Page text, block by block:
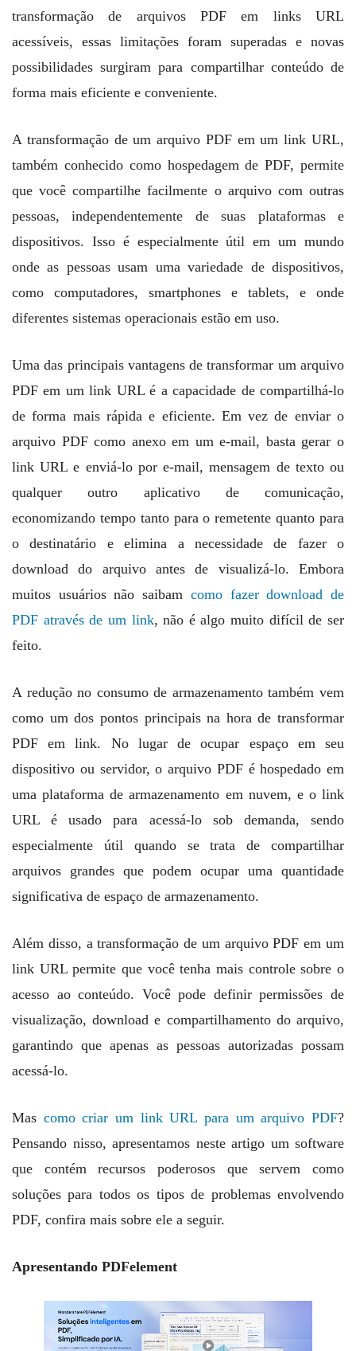
transformação de arquivos PDF em links URL
acessíveis, essas limitações foram superadas e novas
possibilidades surgiram para compartilhar conteúdo de
forma mais eficiente e conveniente.
A transformação de um arquivo PDF em um link URL,
também conhecido como hospedagem de PDF, permite
que você compartilhe facilmente o arquivo com outras
pessoas, independentemente de suas plataformas e
dispositivos. Isso é especialmente útil em um mundo
onde as pessoas usam uma variedade de dispositivos,
como computadores, smartphones e tablets, e onde
diferentes sistemas operacionais estão em uso.
Uma das principais vantagens de transformar um arquivo
PDF em um link URL é a capacidade de compartilhá-lo
de forma mais rápida e eficiente. Em vez de enviar o
arquivo PDF como anexo em um e-mail, basta gerar o
link URL e enviá-lo por e-mail, mensagem de texto ou
qualquer outro aplicativo de comunicação,
economizando tempo tanto para o remetente quanto para
o destinatário e elimina a necessidade de fazer o
download do arquivo antes de visualizá-lo. Embora
muitos usuários não saibam como fazer download de
PDF através de um link, não é algo muito difícil de ser
feito.
A redução no consumo de armazenamento também vem
como um dos pontos principais na hora de transformar
PDF em link. No lugar de ocupar espaço em seu
dispositivo ou servidor, o arquivo PDF é hospedado em
uma plataforma de armazenamento em nuvem, e o link
URL é usado para acessá-lo sob demanda, sendo
especialmente útil quando se trata de compartilhar
arquivos grandes que podem ocupar uma quantidade
significativa de espaço de armazenamento.
Além disso, a transformação de um arquivo PDF em um
link URL permite que você tenha mais controle sobre o
acesso ao conteúdo. Você pode definir permissões de
visualização, download e compartilhamento do arquivo,
garantindo que apenas as pessoas autorizadas possam
acessá-lo.
Mas como criar um link URL para um arquivo PDF?
Pensando nisso, apresentamos neste artigo um software
que contém recursos poderosos que servem como
soluções para todos os tipos de problemas envolvendo
PDF, confira mais sobre ele a seguir.
Apresentando PDFelement